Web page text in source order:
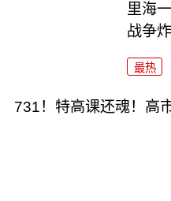
里海
战争
最热
731！特高课还魂！高